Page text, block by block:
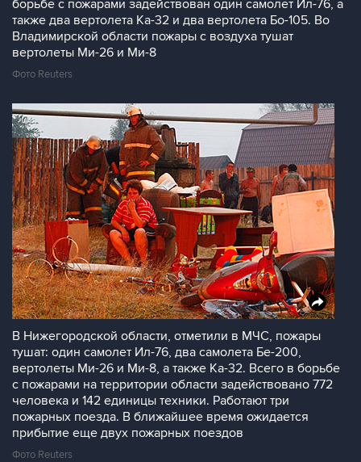
борьбе с пожарами задействован один самолет Ил-76, а
также два вертолета Ка-32 и два вертолета Бо-105. Во
Владимирской области пожары с воздуха тушат
вертолеты Ми-26 и Ми-8
Фото Reuters
В Нижегородской области, отметили в МЧС, пожары
тушат: один самолет Ил-76, два самолета Бе-200,
вертолеты Ми-26 и Ми-8, а также Ка-32. Всего в борьбе
с пожарами на территории области задействовано 772
человека и 142 единицы техники. Работают три
пожарных поезда. В ближайшее время ожидается
прибытие еще двух пожарных поездов
Фото Reuters